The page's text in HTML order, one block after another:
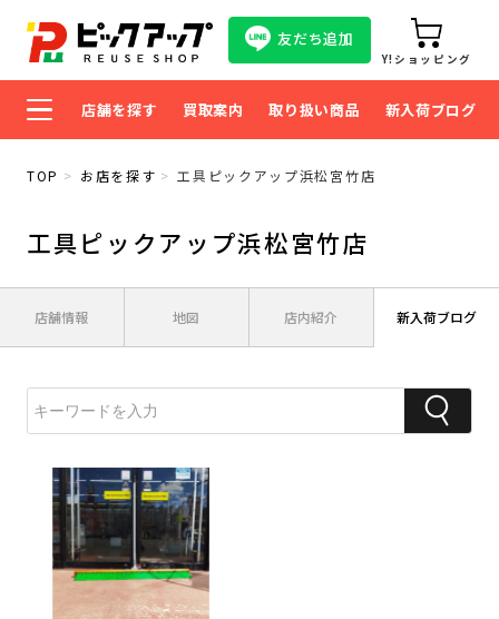
友だち追加
Y!ショッピング
店舗を探す 買取案内 取り扱い商品 新入荷ブログ
TOP お店を探す 工具ピックアップ浜松宮竹店
工具ピックアップ浜松宮竹店
店舗情報 地図 店内紹介 新入荷ブログ